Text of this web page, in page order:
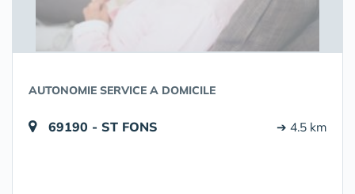
AUTONOMIE SERVICE A DOMICILE
69190 - ST FONS ➔ 4.5 km